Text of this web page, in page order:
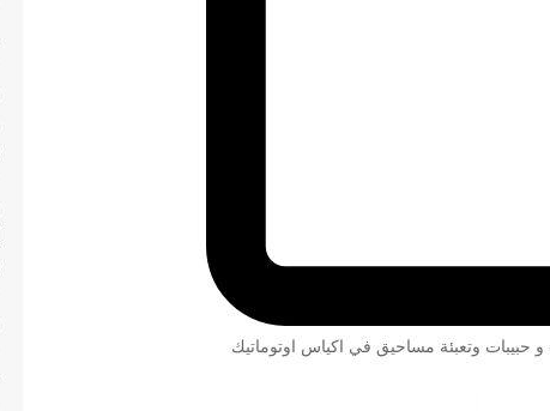
و حبيبات وتعبئة مساحيق في اكياس اوتوماتيك